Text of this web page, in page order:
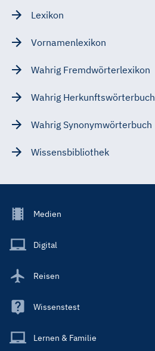
Lexikon
Vornamenlexikon
Wahrig Fremdwörterlexikon
Wahrig Herkunftswörterbuch
Wahrig Synonymwörterbuch
Wissensbibliothek
Footer
Main
Medien
Digital
Reisen
Wissenstest
Lernen & Familie